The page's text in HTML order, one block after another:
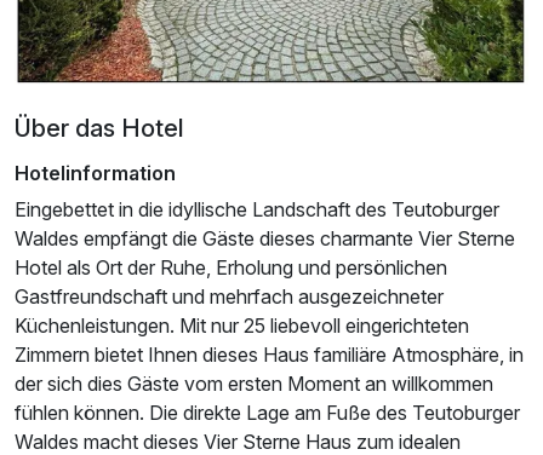
Über das Hotel
Hotelinformation
Eingebettet in die idyllische Landschaft des Teutoburger
Waldes empfängt die Gäste dieses charmante Vier Sterne
Hotel als Ort der Ruhe, Erholung und persönlichen
Gastfreundschaft und mehrfach ausgezeichneter
Küchenleistungen. Mit nur 25 liebevoll eingerichteten
Zimmern bietet Ihnen dieses Haus familiäre Atmosphäre, in
der sich dies Gäste vom ersten Moment an willkommen
fühlen können. Die direkte Lage am Fuße des Teutoburger
Waldes macht dieses Vier Sterne Haus zum idealen